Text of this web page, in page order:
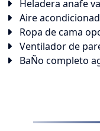
Heladera anafe
Aire
Ropa de cama
Ventilador de
BaÑo completo